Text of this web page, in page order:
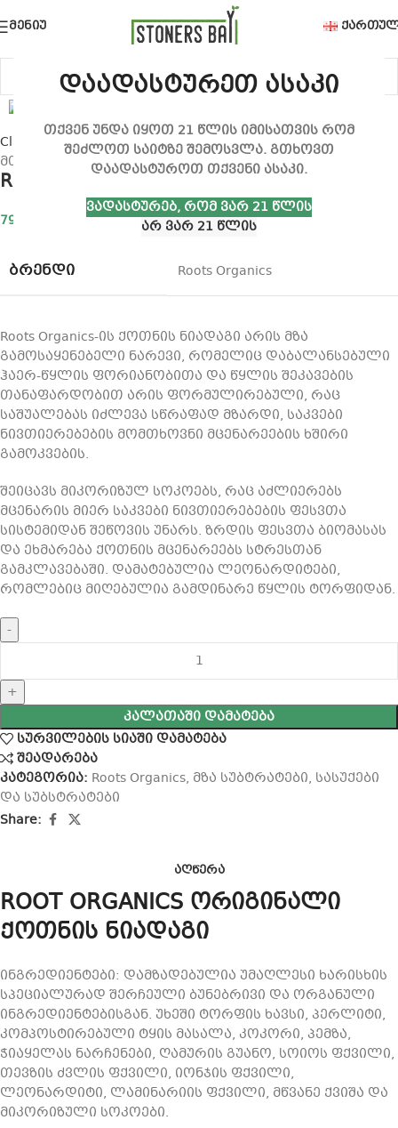
დაადასტურეთ ასაკი
თქვენ უნდა იყოთ 21 წლის იმისათვის რომ
შეძლოთ საიტზე შემოსვლა. გთხოვთ
დაადასტუროთ თქვენი ასაკი.
ᲕᲐᲓᲐᲡᲢᲣᲠᲔᲑ, ᲠᲝᲛ ᲕᲐᲠ 21 ᲬᲚᲘᲡ
ᲐᲠ ᲕᲐᲠ 21 ᲬᲚᲘᲡ
ᲛᲔᲜᲘᲣ
Click to enlarge
მთავარი
სასუქები და სუბსტრატები მზა სუბტრატები
ROOT ORGANICS Original Potting Soil
79,00
ᲑᲠᲔᲜᲓᲘ Roots Organics
Roots Organics-ის ქოთნის ნიადაგი არის მზა
გამოსაყენებელი ნარევი, რომელიც დაბალანსებული
ჰაერ-წყლის ფორიანობითა და წყლის შეკავების
თანაფარდობით არის ფორმულირებული, რაც
საშუალებას იძლევა სწრაფად მზარდი, საკვები
ნივთიერებების მომთხოვნი მცენარეების ხშირი
გამოკვების.
შეიცავს მიკორიზულ სოკოებს, რაც აძლიერებს
მცენარის მიერ საკვები ნივთიერებების ფესვთა
სისტემიდან შეწოვის უნარს. ზრდის ფესვთა ბიომასას
და ეხმარება ქოთნის მცენარეებს სტრესთან
გამკლავებაში. დამატებულია ლეონარდიტები,
რომლებიც მიღებულია გამდინარე წყლის ტორფიდან.
ᲙᲐᲚᲐᲗᲐᲨᲘ ᲓᲐᲛᲐᲢᲔᲑᲐ
სურვილების სიაში დამატება
შეადარება
კატეგორია: Roots Organics, მზა სუბტრატები, სასუქები
და სუბსტრატები
Share:
ᲐᲦᲬᲔᲠᲐ
ROOT ORGANICS ორიგინალი
ქოთნის ნიადაგი
ინგრედიენტები: დამზადებულია უმაღლესი ხარისხის
სპეციალურად შერჩეული ბუნებრივი და ორგანული
ინგრედიენტებისგან. უხეში ტორფის ხავსი, პერლიტი,
კომპოსტირებული ტყის მასალა, კოკორი, პემზა,
ჭიაყელას ნარჩენები, ღამურის გუანო, სოიოს ფქვილი,
თევზის ძვლის ფქვილი, იონჯის ფქვილი,
ლეონარდიტი, ლამინარიის ფქვილი, მწვანე ქვიშა და
მიკორიზული სოკოები.